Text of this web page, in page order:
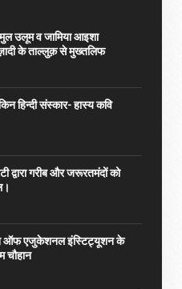
उलूम व जामिया आइशा
के ताल्लुक़ से मुख्तलिफ
हिन्दी संस्कार- हास्य कवि
द्वारा गरीब और जरूरतमंदों को
ऑफ एजुकेशनल इंस्टिट्यूशन के
चौहान